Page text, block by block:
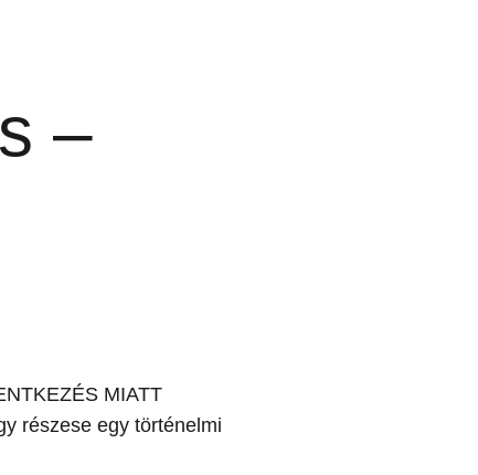
–
MIATT
részese egy történelmi